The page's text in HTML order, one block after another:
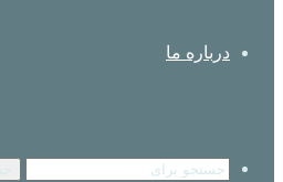
درباره ما